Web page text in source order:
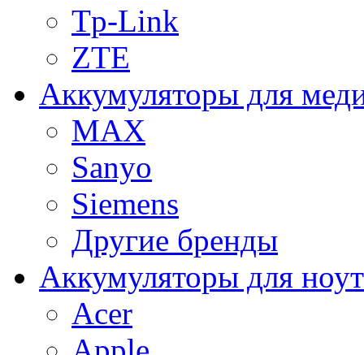
Tp-Link
ZTE
Аккумуляторы для
MAX
Sanyo
Siemens
Другие бренды
Аккумуляторы для
Acer